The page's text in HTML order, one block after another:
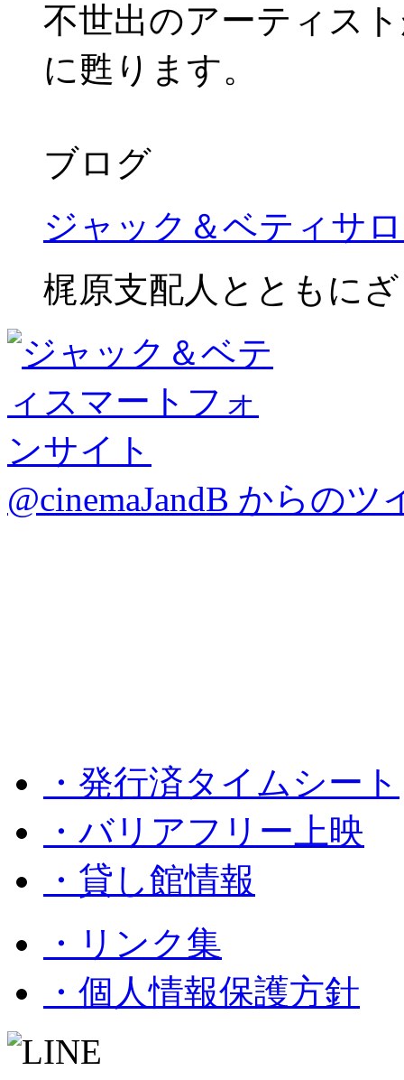
不世出のアーティス
に甦ります。
ブログ
ジャック＆ベティサ
梶原支配人とともに
@cinemaJandB からのツ
・発行済タイムシート
・バリアフリー上映
・貸し館情報
・リンク集
・個人情報保護方針